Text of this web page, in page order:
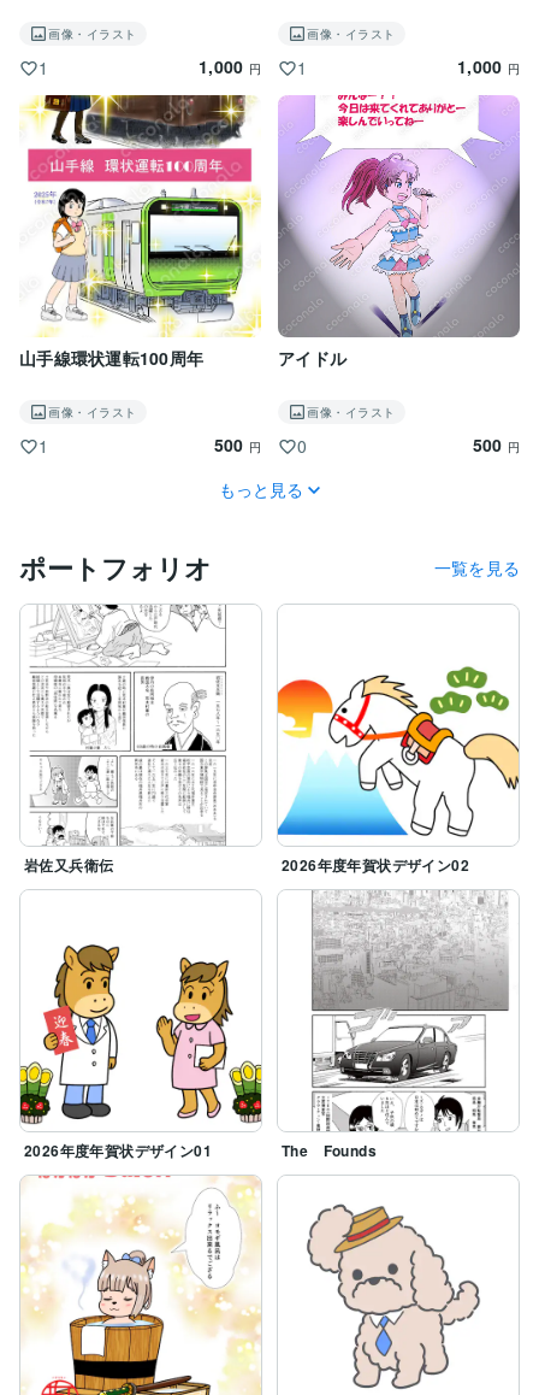
画像・イラスト
1 1,000 円
画像・イラスト
1 1,000 円
山手線環状運転100周年
画像・イラスト
1 500 円
アイドル
画像・イラスト
0 500 円
もっと見る
ポートフォリオ 一覧を見る
岩佐又兵衛伝 2026年度年賀状デザイン02
2026年度年賀状デザイン01 The Founds